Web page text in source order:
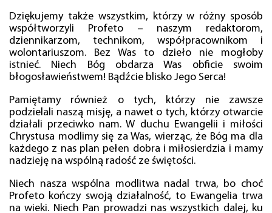
Dziękujemy także wszystkim, którzy w różny sposób
współtworzyli Profeto – naszym redaktorom,
dziennikarzom, technikom, współpracownikom i
wolontariuszom. Bez Was to dzieło nie mogłoby
istnieć. Niech Bóg obdarza Was obficie swoim
błogosławieństwem! Bądźcie blisko Jego Serca!
Pamiętamy również o tych, którzy nie zawsze
podzielali naszą misję, a nawet o tych, którzy otwarcie
działali przeciwko nam. W duchu Ewangelii i miłości
Chrystusa modlimy się za Was, wierząc, że Bóg ma dla
każdego z nas plan pełen dobra i miłosierdzia i mamy
nadzieję na wspólną radość ze świętości.
Niech nasza wspólna modlitwa nadal trwa, bo choć
Profeto kończy swoją działalność, to Ewangelia trwa
na wieki. Niech Pan prowadzi nas wszystkich dalej, ku